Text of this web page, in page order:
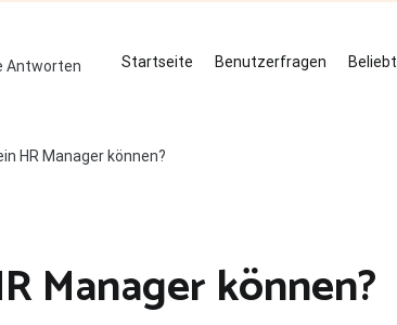
Antworten Startseite Benutzerfragen Beliebt
HR Manager können?
Manager können?